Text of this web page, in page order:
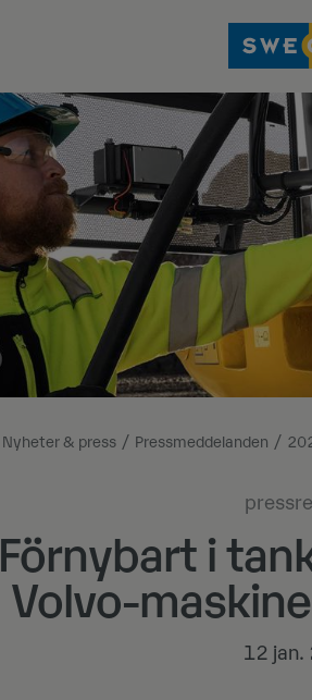
Nyheter & press Pressmeddelanden
Förnybart i
Volvo-
12 jan.